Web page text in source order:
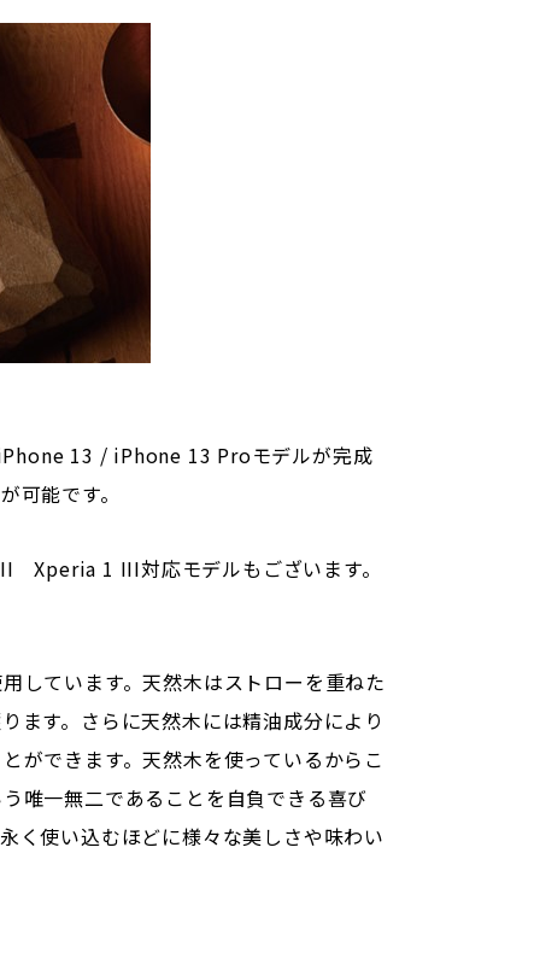
13 / iPhone 13 Proモデルが完成
可能です。
1 III対応モデルもございます。
しています。天然木はストローを重ねた
ます。さらに天然木には精油成分により
ができます。天然木を使っているからこ
唯一無二であることを自負できる喜び
く使い込むほどに様々な美しさや味わい